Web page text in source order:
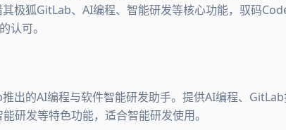
极狐GitLab、AI编程、智能研发等核心功能，驭码
认可。
出的AI编程与软件智能研发助手。提供AI编程、
研发等特色功能，适合智能研发使用。